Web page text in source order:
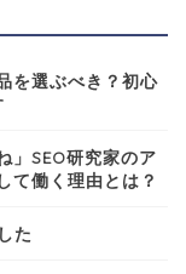
を選ぶべき？初心
」SEO研究家のア
て働く理由とは？
た